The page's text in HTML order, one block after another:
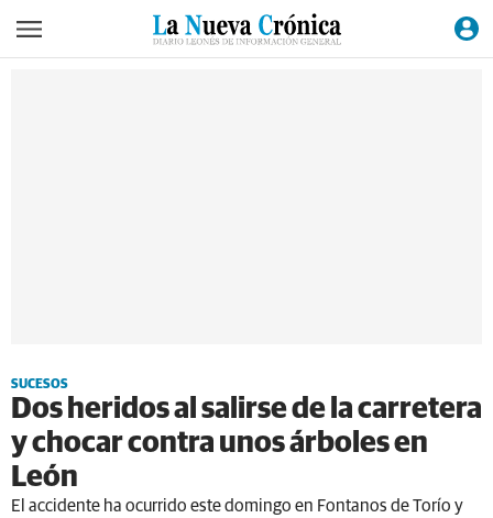
SUCESOS
Dos heridos al salirse de la carretera
y chocar contra unos árboles en
León
El accidente ha ocurrido este domingo en Fontanos de Torío y